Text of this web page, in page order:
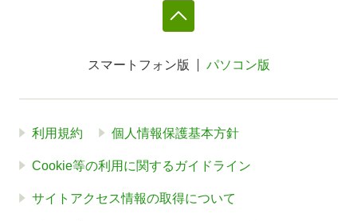
スマートフォン版 パソコン版
利用規約 個人情報保護基本方針
Cookie等の利用に関するガイドライン
サイトアクセス情報の取得について